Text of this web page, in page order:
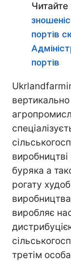
портів
портів
вертикально
буряка а
рогату
виробляє
третім